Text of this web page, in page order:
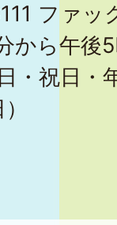
ファ
から午後
・祝日・